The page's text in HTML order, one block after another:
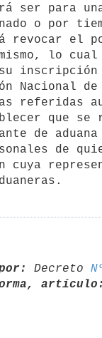
ser para
o por
revocar el
lo cual
su
Nacional de
referidas
que
de
de
cuya
Decreto
artículo: